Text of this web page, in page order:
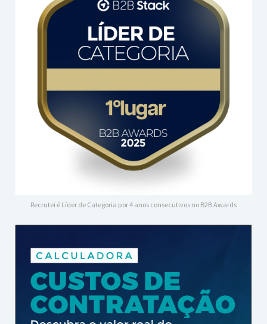
Recrutei é Líder de Categoria por 4 anos consecutivos no B2B Awards